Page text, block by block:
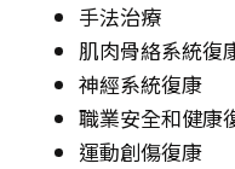
手法治療
肌肉骨絡系統復
神經系統復康
職業安全和健康
運動創傷復康